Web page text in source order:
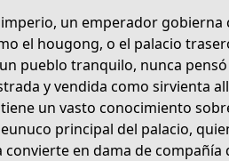
941d-29f652c3c19d
diaries-maomaos-
un emperador
el hougong, o el palacio
pueblo tranquilo, nunca
y vendida como sirvienta
un vasto conocimiento
principal del palacio,
convierte en dama de